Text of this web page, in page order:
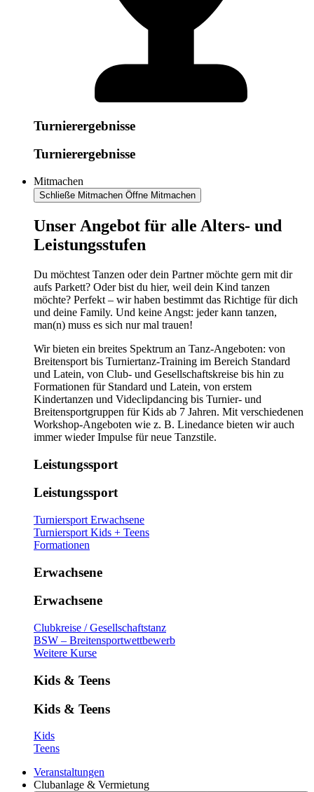
Turnierergebnisse
Turnierergebnisse
Mitmachen
Schließe Mitmachen Öffne Mitmachen
​​​Unser Angebot für alle Alters- und
Leistungsstufen
Du möchtest Tanzen oder dein Partner möchte gern mit dir
aufs Parkett? Oder bist du hier, weil dein Kind tanzen
möchte? Perfekt – wir haben bestimmt das Richtige für dich
und deine Family. Und keine Angst: jeder kann tanzen,
man(n) muss es sich nur mal trauen!
Wir bieten ein breites Spektrum an Tanz-Angeboten: von
Breitensport bis Turniertanz-Training im Bereich Standard
und Latein, von Club- und Gesellschaftskreise bis hin zu
Formationen für Standard und Latein, von erstem
Kindertanzen und Videclipdancing bis Turnier- und
Breitensportgruppen für Kids ab 7 Jahren. Mit verschiedenen
Workshop-Angeboten wie z. B. Linedance bieten wir auch
immer wieder Impulse für neue Tanzstile.
Leistungssport
Leistungssport
Turniersport Erwachsene
Turniersport Kids + Teens
Formationen
Erwachsene
Erwachsene
Clubkreise / Gesellschaftstanz
BSW – Breitensportwettbewerb
Weitere Kurse
Kids & Teens
Kids & Teens
Kids
Teens
Veranstaltungen
Clubanlage & Vermietung